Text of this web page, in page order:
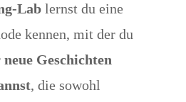
Lab lernst du eine
kennen, mit der du
neue Geschichten
, die sowohl